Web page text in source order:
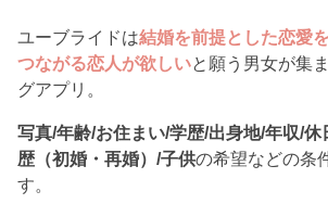
ユーブライドは結婚を前提とした恋愛
つながる恋人が欲しいと願う男女が集
グアプリ。
写真/年齢/お住まい/学歴/出身地/年収/休
歴（初婚・再婚）/子供の希望などの条
す。